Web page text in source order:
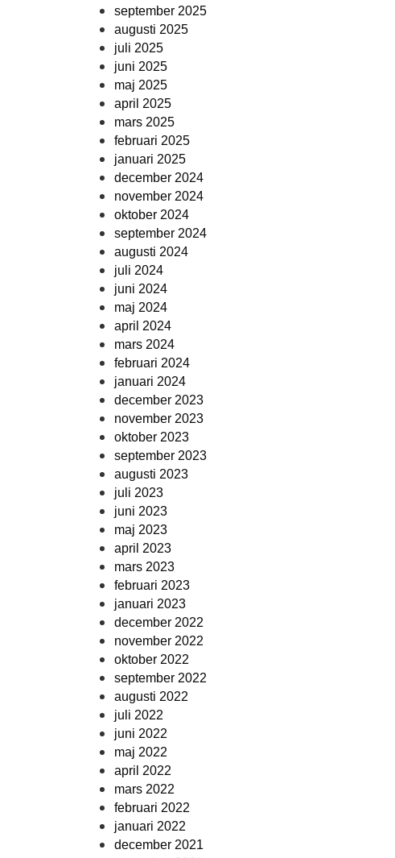
september 2025
augusti 2025
juli 2025
juni 2025
maj 2025
april 2025
mars 2025
februari 2025
januari 2025
december 2024
november 2024
oktober 2024
september 2024
augusti 2024
juli 2024
juni 2024
maj 2024
april 2024
mars 2024
februari 2024
januari 2024
december 2023
november 2023
oktober 2023
september 2023
augusti 2023
juli 2023
juni 2023
maj 2023
april 2023
mars 2023
februari 2023
januari 2023
december 2022
november 2022
oktober 2022
september 2022
augusti 2022
juli 2022
juni 2022
maj 2022
april 2022
mars 2022
februari 2022
januari 2022
december 2021